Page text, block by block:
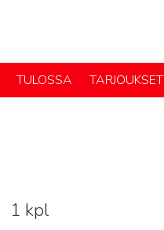
TULOSSA TARJOUKSET
1 kpl